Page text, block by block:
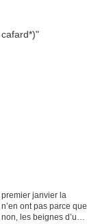
premier janvier la
ont pas parce que
les beignes d’un